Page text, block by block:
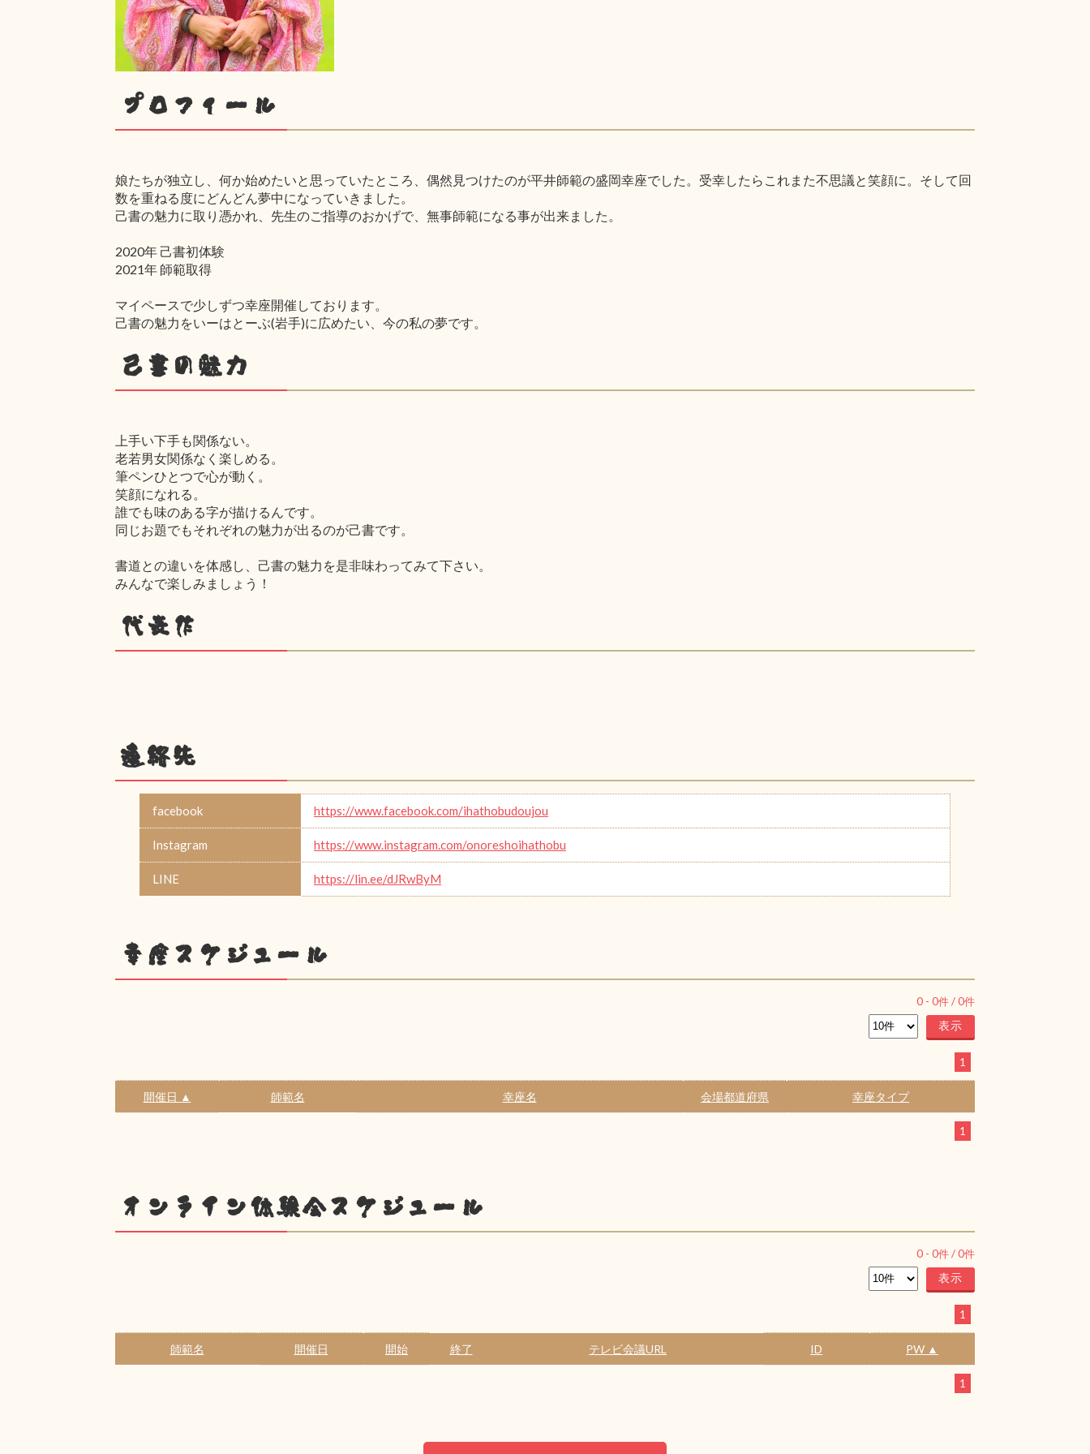
プロフィール
娘たちが独立し、何か始めたいと思っていたところ、偶然見つけたのが平井師範の盛岡幸座でした。受幸したらこれまた不思議と笑顔に。そして回
数を重ねる度にどんどん夢中になっていきました。
己書の魅力に取り憑かれ、先生のご指導のおかげで、無事師範になる事が出来ました。
2020年 己書初体験
2021年 師範取得
マイペースで少しずつ幸座開催しております。
己書の魅力をいーはとーぶ(岩手)に広めたい、今の私の夢です。
己書の魅力
上手い下手も関係ない。
老若男女関係なく楽しめる。
筆ペンひとつで心が動く。
笑顔になれる。
誰でも味のある字が描けるんです。
同じお題でもそれぞれの魅力が出るのが己書です。
書道との違いを体感し、己書の魅力を是非味わってみて下さい。
みんなで楽しみましょう！
代表作
連絡先
facebook https://www.facebook.com/ihathobudoujou
Instagram https://www.instagram.com/onoreshoihathobu
LINE https://lin.ee/dJRwByM
幸座スケジュール
0 - 0件 /0件
1
開催日 ▲ 師範名 幸座名 会場都道府県 幸座タイプ
1
オンライン体験会スケジュール
0 - 0件 /0件
1
師範名 開催日 開始 終了 テレビ会議URL ID PW ▲
1